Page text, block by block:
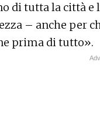
di tutta la città
– anche per
prima di tutto».